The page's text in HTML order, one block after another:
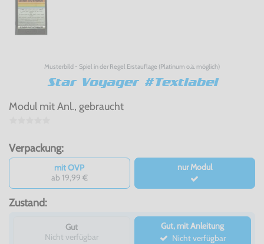
Musterbild - Spiel in der Regel Erstauflage (Platinum o.ä. möglich)
Star Voyager #Textlabel
Modul mit Anl., gebraucht
Verpackung:
mit OVP
ab 19,99 €
nur Modul
Zustand:
Gut
Nicht verfügbar
Gut, mit Anleitung
Nicht verfügbar